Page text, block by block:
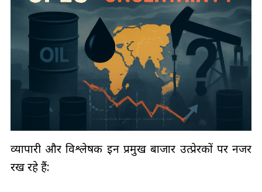
व्यापारी और विश्लेषक इन प्रमुख बाजार उत्प्रेरकों पर नजर
रख रहे हैं: